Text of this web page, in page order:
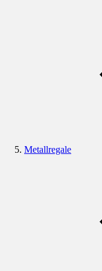
Metallregale